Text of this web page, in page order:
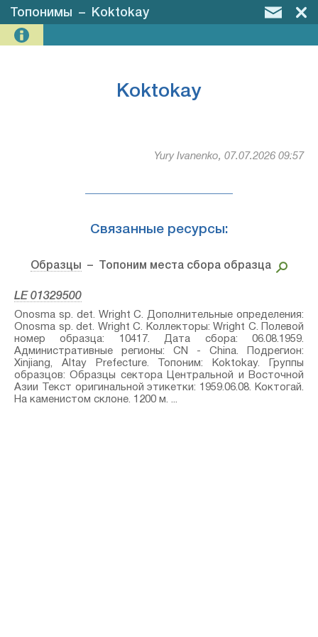
Топонимы – Koktokay
Koktokay
Yury Ivanenko, 07.07.2026 09:57
Связанные ресурсы:
Образцы – Топоним места сбора образца
LE 01329500
Onosma sp.⁣ det. Wright C. Дополнительные определения:
Onosma sp.⁣ det. Wright C. Коллекторы: Wright C. Полевой
номер образца: 10417. Дата сбора: 06.08.1959.
Административные регионы: CN - China. Подрегион:
Xinjiang, Altay Prefecture. Топоним: Koktokay. Группы
образцов: Образцы сектора Центральной и Восточной
Азии Текст оригинальной этикетки: 1959.06.08. Коктогай.
На каменистом склоне. 1200 м. ...